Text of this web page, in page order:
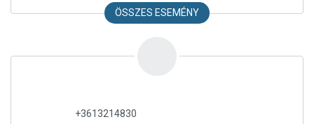
ÖSSZES ESEMÉNY
+3613214830